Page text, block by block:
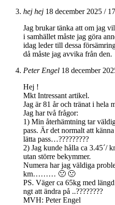
hej hej 18 december 2025 /
Jag brukar tänka att om jag
i samhället måste jag göra
idag leder till dessa
då måste jag avvika från den.
Peter Engel 18 december
Hej !
Mkt Intressant artikel.
Jag är 81 år och tränat i hela
Jag har två frågor:
1) Min återhämtning tar
pass. Är det normalt att
lätta pass…?????????
2) Jag kunde hålla ca 3.45´/
utan större bekymmer.
Numera har jag väldiga
km……… 🙁 🙁
PS. Väger ca 65kg med
ngt att ändra på ..????????
MVH: Peter Engel